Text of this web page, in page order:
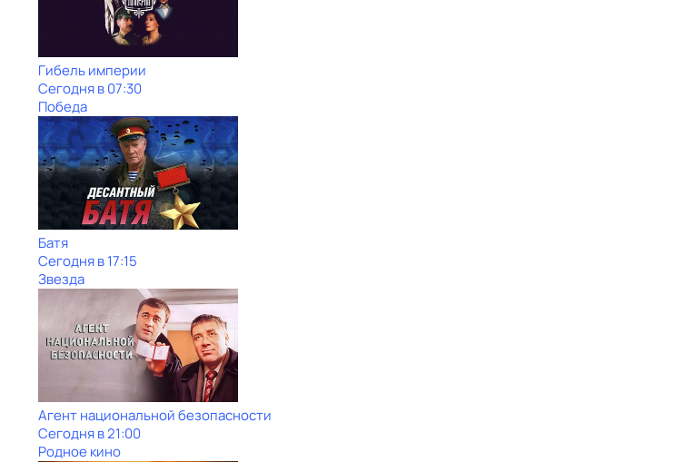
Гибель империи
Сегодня в 07:30
Победа
Батя
Сегодня в 17:15
Звезда
Агент национальной безопасности
Сегодня в 21:00
Родное кино